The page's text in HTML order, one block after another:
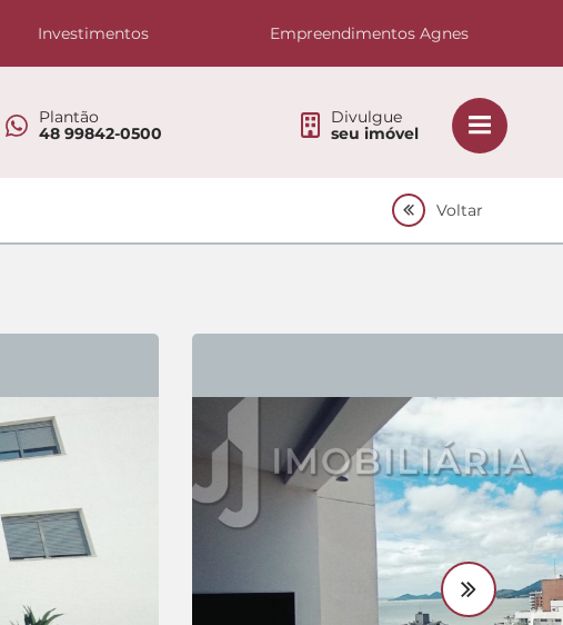
Investimentos Empreendimentos Agnes
Plantão
48 99842-0500
Divulgue
seu imóvel
Voltar